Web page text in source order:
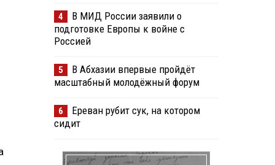
4
В МИД России заявили о
подготовке Европы к войне с
Россией
5
В Абхазии впервые пройдёт
масштабный молодёжный форум
6
Ереван рубит сук, на котором
сидит